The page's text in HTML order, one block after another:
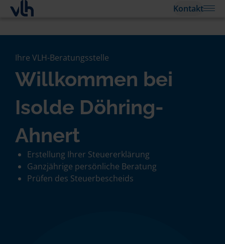
Kontakt
Ihre VLH-Beratungsstelle
Willkommen bei
Isolde Döhring-
Ahnert
Erstellung Ihrer Steuererklärung
Ganzjährige persönliche Beratung
Prüfen des Steuerbescheids